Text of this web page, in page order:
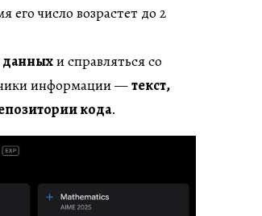
его число возрастет до 2
данныхи справляться со
информации —текст,
кода.